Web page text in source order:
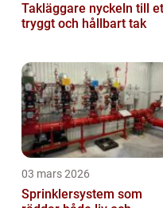
Takläggare nyckeln till ett
tryggt och hållbart tak
03 mars 2026
Sprinklersystem som